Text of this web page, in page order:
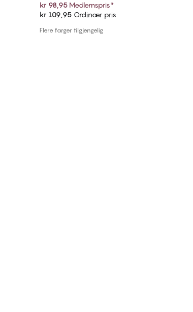
Legg i handlekurven
kr 98,95 Medlemspris*
kr 109,95Ordinær pris
Flere farger tilgjengelig